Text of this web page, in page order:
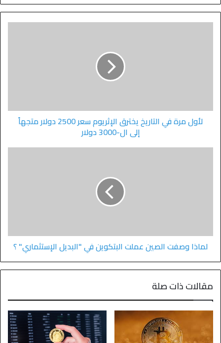
لأول مرة في التاريخ يخترق الإثريوم سعر 2500 دولار متجهاً
إلى ال-3000 دولار
لماذا وصفت الصين عملت البتكوين في "البديل الإستثماري" ؟
مقالات ذات صلة